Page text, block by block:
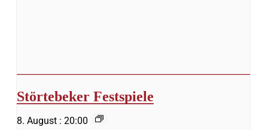
Störtebeker Festspiele
8. August : 20:00